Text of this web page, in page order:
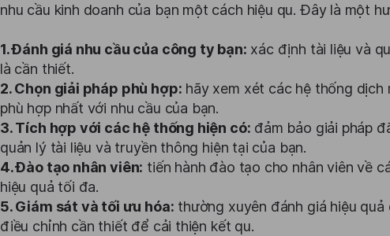
nhu cầu kinh doanh của bạn một cách hiệu qu. Đây là một
1. Đánh giá nhu cầu của công ty bạn: xác định tài liệu và
là cần thiết.
2. Chọn giải pháp phù hợp: hãy xem xét các hệ thống dịch
phù hợp nhất với nhu cầu của bạn.
3. Tích hợp với các hệ thống hiện có: đảm bảo giải pháp
quản lý tài liệu và truyền thông hiện tại của bạn.
4. Đào tạo nhân viên: tiến hành đào tạo cho nhân viên về
hiệu quả tối đa.
5. Giám sát và tối ưu hóa: thường xuyên đánh giá hiệu
điều chỉnh cần thiết để cải thiện kết qu.